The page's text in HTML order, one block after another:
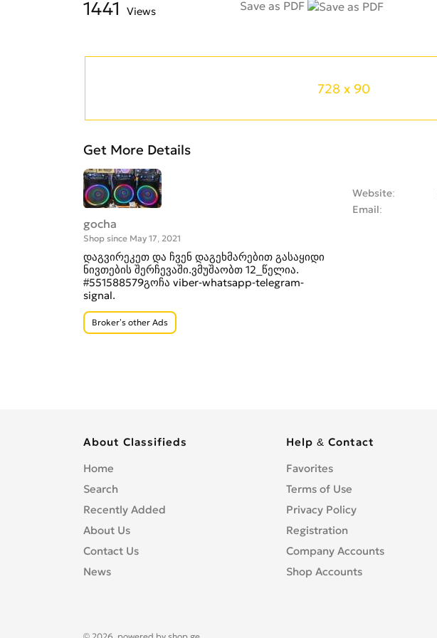
Save as PDF
1441 Views
728 x 90
Get More Details
gocha
Shop since May 17, 2021
დაგვირეკეთ და ჩვენ დაგეხმარებით გასაყიდი
ნივთების შერჩევაში.ვმუშაობთ 12_წელია.
#551588579გოჩა viber-whatsapp-telegram-
signal.
Broker’s other Ads
Website
Email
About Classifieds
Home
Search
Recently Added
About Us
Contact Us
News
Help & Contact
Favorites
Terms of Use
Privacy Policy
Registration
Company Accounts
Shop Accounts